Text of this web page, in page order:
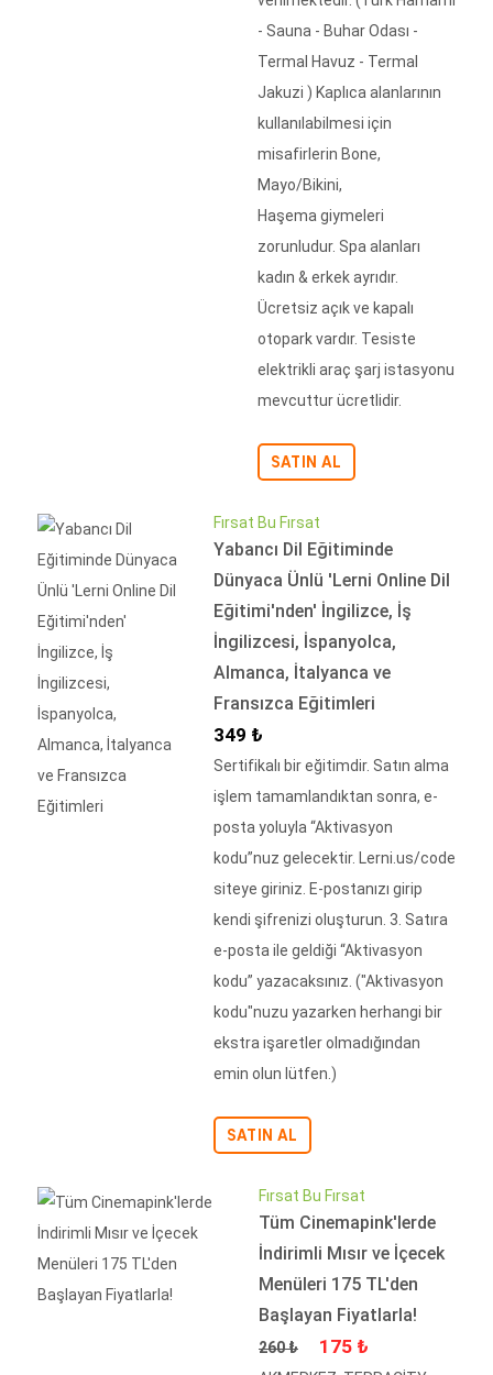
- Sauna - Buhar Odası -
Termal Havuz - Termal
Jakuzi ) Kaplıca alanlarının
kullanılabilmesi için
misafirlerin Bone,
Mayo/Bikini,
Haşema giymeleri
zorunludur. Spa alanları
kadın & erkek ayrıdır.
Ücretsiz açık ve kapalı
otopark vardır. Tesiste
elektrikli araç şarj istasyonu
mevcuttur ücretlidir.
SATIN AL
Fırsat Bu Fırsat
Yabancı Dil Eğitiminde
Dünyaca Ünlü 'Lerni Online Dil
Eğitimi'nden' İngilizce, İş
İngilizcesi, İspanyolca,
Almanca, İtalyanca ve
Fransızca Eğitimleri
İndirimli Fiyat
349 ₺
Sertifikalı bir eğitimdir. Satın alma
işlem tamamlandıktan sonra, e-
posta yoluyla “Aktivasyon
kodu”nuz gelecektir. Lerni.us/code
siteye giriniz. E-postanızı girip
kendi şifrenizi oluşturun. 3. Satıra
e-posta ile geldiği “Aktivasyon
kodu” yazacaksınız. ("Aktivasyon
kodu"nuzu yazarken herhangi bir
ekstra işaretler olmadığından
emin olun lütfen.)
SATIN AL
Fırsat Bu Fırsat
Tüm Cinemapink'lerde
İndirimli Mısır ve İçecek
Menüleri 175 TL'den
Başlayan Fiyatlarla!
Fiyat
260 ₺ İndirimli Fiyat
175 ₺